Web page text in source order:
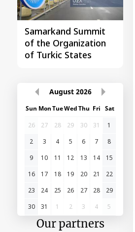
Samarkand Summit
of the Organization
of Turkic States
August 2026
Sun MonTueWedThu Fri Sat
26
27 28 29 30 31
1
2
3 4 5 6 7
8
9
10 11 12 13 14
15
16
17 18 19 20 21
22
23
24 25 26 27 28
29
30
31 1 2 3 4 5
Our partners